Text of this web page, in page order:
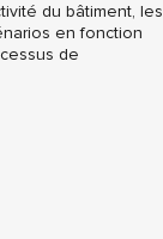
du bâtiment, les
en fonction
de